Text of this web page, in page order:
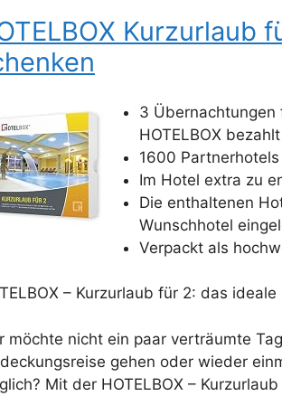
Kurzurlaub
3 Übernachtungen
HOTELBOX bezahlt
1600
Im Hotel extra zu
Die enthaltenen
Wunschhotel
Verpackt als
– Kurzurlaub für 2: das
möchte nicht ein paar verträumte
gehen oder wieder
Mit der HOTELBOX –